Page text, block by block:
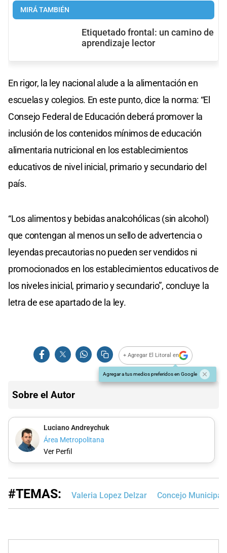
MIRÁ TAMBIÉN
Etiquetado frontal: un camino de
aprendizaje lector
En rigor, la ley nacional alude a la alimentación en
escuelas y colegios. En este punto, dice la norma: “El
Consejo Federal de Educación deberá promover la
inclusión de los contenidos mínimos de educación
alimentaria nutricional en los establecimientos
educativos de nivel inicial, primario y secundario del
país.
“Los alimentos y bebidas analcohólicas (sin alcohol)
que contengan al menos un sello de advertencia o
leyendas precautorias no pueden ser vendidos ni
promocionados en los establecimientos educativos de
los niveles inicial, primario y secundario”, concluye la
letra de ese apartado de la ley.
+ Agregar El Litoral en
Agregar a tus medios preferidos en Google
Sobre el Autor
Luciano Andreychuk
Área Metropolitana
Ver Perfil
#TEMAS: Valeria Lopez Delzar Concejo Municipal